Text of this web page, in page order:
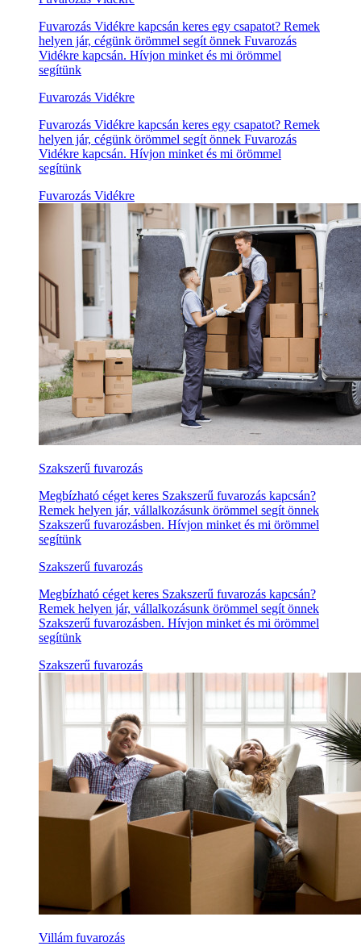
Fuvarozás Vidékre kapcsán keres egy csapatot? Remek
helyen jár, cégünk örömmel segít önnek Fuvarozás
Vidékre kapcsán. Hívjon minket és mi örömmel
segítünk
Fuvarozás Vidékre
Fuvarozás Vidékre kapcsán keres egy csapatot? Remek
helyen jár, cégünk örömmel segít önnek Fuvarozás
Vidékre kapcsán. Hívjon minket és mi örömmel
segítünk
Fuvarozás Vidékre
Szakszerű fuvarozás
Megbízható céget keres Szakszerű fuvarozás kapcsán?
Remek helyen jár, vállalkozásunk örömmel segít önnek
Szakszerű fuvarozásben. Hívjon minket és mi örömmel
segítünk
Szakszerű fuvarozás
Megbízható céget keres Szakszerű fuvarozás kapcsán?
Remek helyen jár, vállalkozásunk örömmel segít önnek
Szakszerű fuvarozásben. Hívjon minket és mi örömmel
segítünk
Szakszerű fuvarozás
Villám fuvarozás